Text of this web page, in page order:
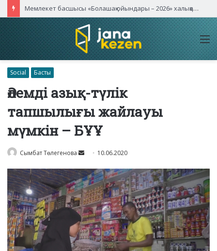
Мемлекет басшысы «Болашақ ойындары – 2026» халықаралық турнирінің ашылу салтанатына қатысты
Social Басты
Әлемді азық-түлік
тапшылығы жайлауы
мүмкін – БҰҰ
Сымбат Төлегенова
Send
email
10.06.2020